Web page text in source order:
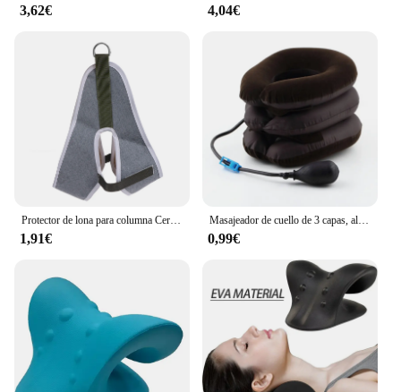
3,62€ 4,04€
Protector de lona para columna Cervical, soporte de cinturón de estiramiento colgante, cojín de tracción quiropráctica para el cuello, dispositivo de tracción Cervical gris
1,91€
Masajeador de cuello de 3 capas, almohada para aliviar el dolor, cervicales, inflable, suave, tracción
0,99€